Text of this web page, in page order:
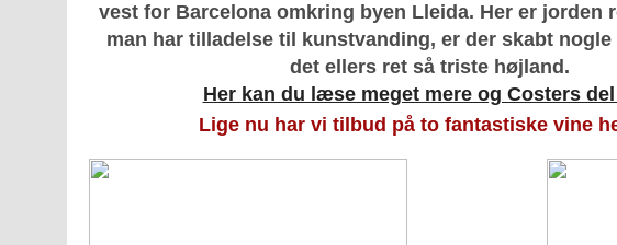
vest for Barcelona omkring byen Lleida. Her er jorden
man har tilladelse til kunstvanding, er der skabt nogle
det ellers ret så triste højland.
Her kan du læse meget mere og Costers
Lige nu har vi tilbud på to fantastiske vine